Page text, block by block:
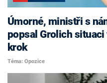
Úmorné, ministři s
popsal Grolich
krok
Téma: Opozice